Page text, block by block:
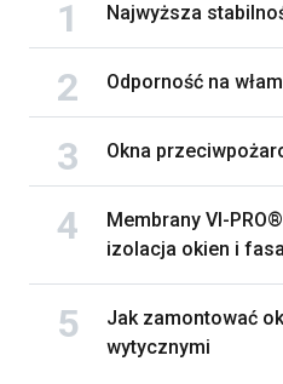
Najwyższa
Odporność na
Okna
Membrany VI-
izolacja okien i
Jak zamontować
wytycznymi